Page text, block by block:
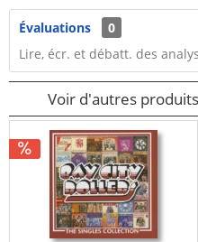
Évaluations
0
Lire, écr. et débatt. des
Voir d'autres produits